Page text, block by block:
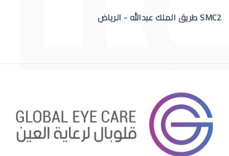
مرض الماء الازرق بالعين
SMC2 طريق الملك عبدالله - الرياض